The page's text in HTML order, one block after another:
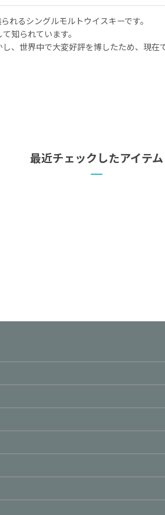
れるシングルモルトウイスキーです。
知られています。
、世界中で大変好評を博したため、現在
最近チェックしたアイテム